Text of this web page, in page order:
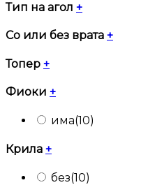
Тип на агол +
Со или без врата +
Топер +
Фиоки +
има(10)
Крила +
без(10)